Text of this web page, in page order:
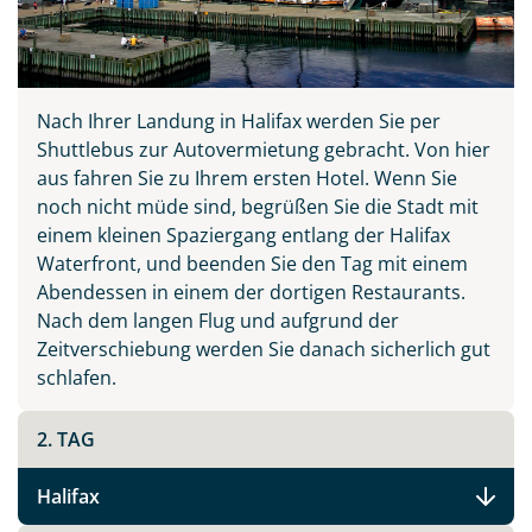
Nach Ihrer Landung in Halifax werden Sie per
Shuttlebus zur Autovermietung gebracht. Von hier
aus fahren Sie zu Ihrem ersten Hotel. Wenn Sie
noch nicht müde sind, begrüßen Sie die Stadt mit
einem kleinen Spaziergang entlang der Halifax
Waterfront, und beenden Sie den Tag mit einem
Abendessen in einem der dortigen Restaurants.
Nach dem langen Flug und aufgrund der
Zeitverschiebung werden Sie danach sicherlich gut
schlafen.
2. TAG
Halifax